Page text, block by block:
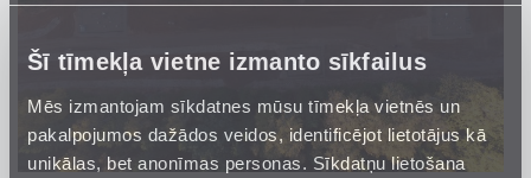
Šī tīmekļa vietne izmanto sīkfailus
Mēs izmantojam sīkdatnes mūsu tīmekļa vietnēs un
pakalpojumos dažādos veidos, identificējot lietotājus kā
unikālas, bet anonīmas personas. Sīkdatņu lietošana